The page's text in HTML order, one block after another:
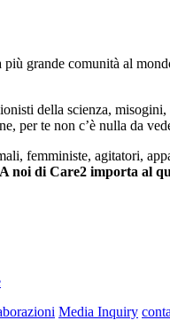
grande comunità al
della scienza,
per te non c’è nulla da
femministe, agitatori,
noi di Care2 importa al
Media Inquiry